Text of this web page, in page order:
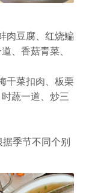
肉豆腐、红烧鳊
、香菇青菜、
干菜扣肉、板栗
蔬一道、炒三
季节不同个别